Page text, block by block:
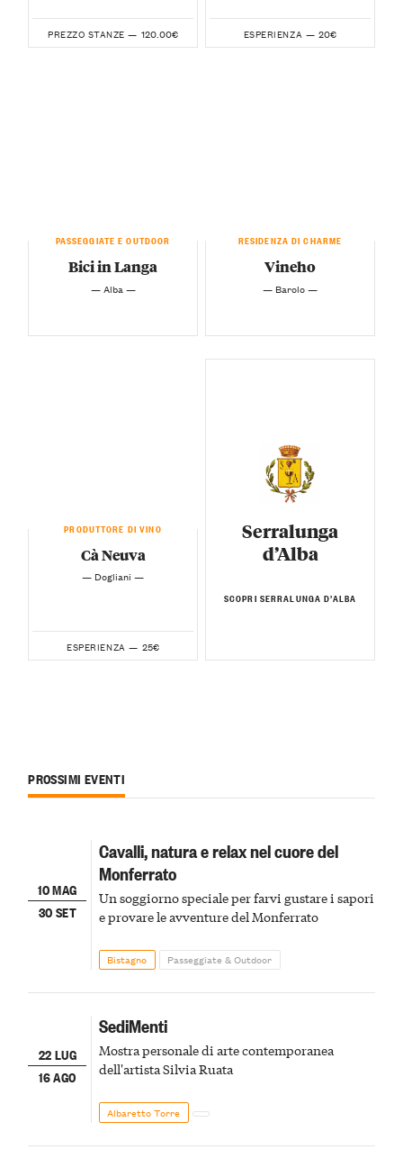
PREZZO STANZE — 120.00€ ESPERIENZA — 20€
PASSEGGIATE E OUTDOOR
Bici in Langa
— Alba —
RESIDENZA DI CHARME
Vineho
— Barolo —
PRODUTTORE DI VINO
Cà Neuva
— Dogliani —
ESPERIENZA — 25€
Serralunga
d’Alba
SCOPRI SERRALUNGA D’ALBA
PROSSIMI EVENTI
10 MAG
30 SET
Cavalli, natura e relax nel cuore del
Monferrato
Un soggiorno speciale per farvi gustare i sapori
e provare le avventure del Monferrato
Bistagno Passeggiate & Outdoor
22 LUG
16 AGO
SediMenti
Mostra personale di arte contemporanea
dell'artista Silvia Ruata
Albaretto Torre